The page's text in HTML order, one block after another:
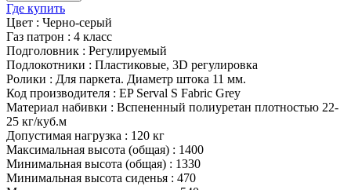
Где купить
Цвет : Черно-серый
Газ патрон : 4 класс
Подголовник : Регулируемый
Подлокотники : Пластиковые, 3D регулировка
Ролики : Для паркета. Диаметр штока 11 мм.
Код производителя : EP Serval S Fabric Grey
Материал набивки : Вспененный полиуретан плотностью 22-
25 кг/куб.м
Допустимая нагрузка : 120 кг
Максимальная высота (общая) : 1400
Минимальная высота (общая) : 1330
Минимальная высота сиденья : 470